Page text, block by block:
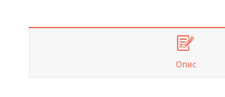
Опис